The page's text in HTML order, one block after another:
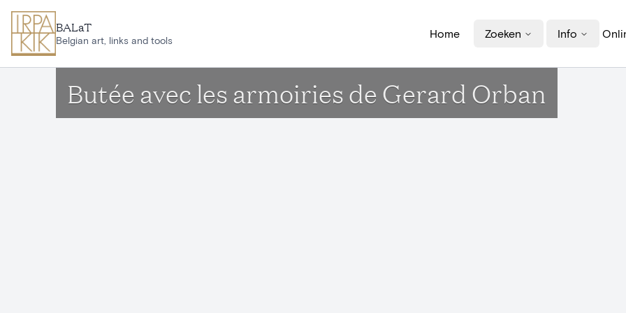
BALaT
Belgian art, links and tools
Home Zoeken Info
Butée avec les armoiries de Gerard Orban